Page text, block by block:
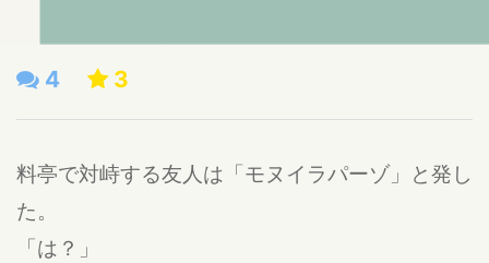
4 3
料亭で対峙する友人は「モヌイラパーゾ」と発し
た。
「は？」